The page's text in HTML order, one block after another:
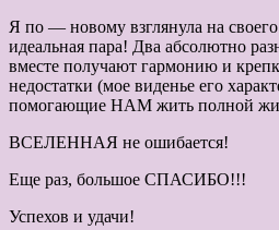
Я по — новому взглянула на
идеальная пара! Два абсолютно
вместе получают гармонию и
недостатки (мое виденье его
помогающие НАМ жить полной
ВСЕЛЕННАЯ не ошибается!
Еще раз, большое СПАСИБО!!!
Успехов и удачи!